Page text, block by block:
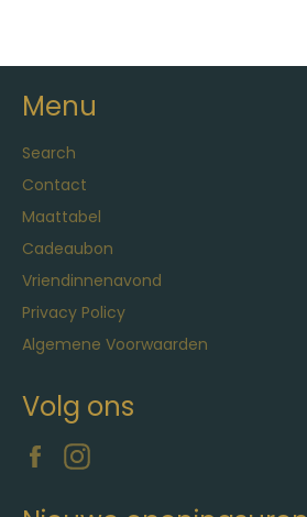
Menu
Search
Contact
Maattabel
Cadeaubon
Vriendinnenavond
Privacy Policy
Algemene Voorwaarden
Volg ons
Facebook